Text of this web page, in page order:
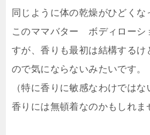
同じように体の乾燥がひどくな
このママバター ボディローシ
すが、香りも最初は結構するけ
ので気にならないみたいです。
（特に香りに敏感なわけでは
香りには無頓着なのかもしれま